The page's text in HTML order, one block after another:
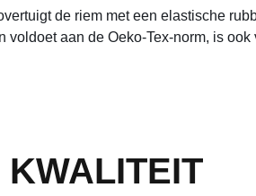
de riem met een elastische
aan de Oeko-Tex-norm, is
KWALITEIT